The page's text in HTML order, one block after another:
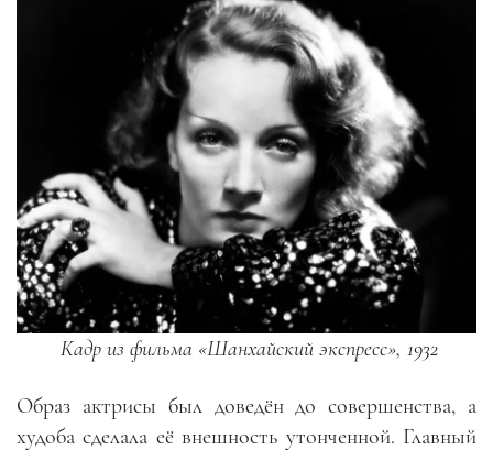
Кадр из фильма «Шанхайский экспресс», 1932
Образ актрисы был доведён до совершенства, а
худоба сделала её внешность утонченной. Главный